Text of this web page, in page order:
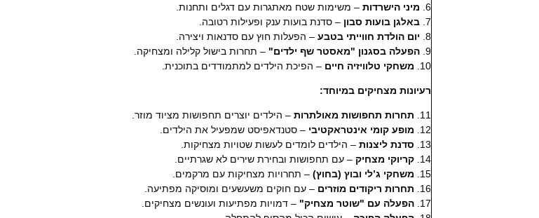
6. מיני הישרדות – משימות שטח מאתגרות עם דגלים ותחנות.
7. באלגן בועות סבון – סדנת בועות ענק ופעילות רטובה.
8. יום הולדת חווייתי בטבע – הפעלות חוץ עם סדנאות ויצירה.
9. הפעלה בסגנון "מאסטר שף ילדים" – תחרות בישול קלילה ומצחיקה.
10.
משחקי טלוויזיה חיים – הפיכת הילדים למתמודדים בתוכנית.
רעיונות מצחיקים במיוחד:
11. תחרות תחפושות מאולתרות – הילדים יוצרים תחפושות מציוד מוזר.
12.
מופע קומי אינטראקטיבי – סטנדאפיסט שמפעיל את הילדים.
13.
סדנת ליצנות – הילדים לומדים לעשות שטויות מצחיקות.
14. קריוקי מצחיק – עם תחפושות ובחירת שירים לא שגרתיים.
15.
משחקי ג’לי ובוץ (בחוץ) – תחרויות מצחיקות עם מרקמים.
16.
תחרות ריקודים מוזרים – עם חוקים משעשעים ומוסיקה מפתיעה.
17. הפעלה עם "שוטר מצחיק" – דמויות מפתיעות ועונשים מצחיקים.